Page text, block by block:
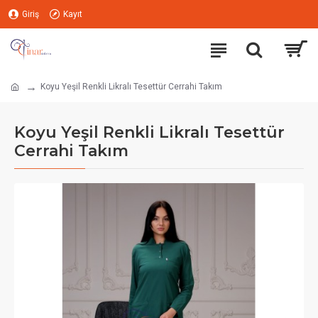
Giriş Kayıt
Koyu Yeşil Renkli Likralı Tesettür Cerrahi Takım
Koyu Yeşil Renkli Likralı Tesettür
Cerrahi Takım